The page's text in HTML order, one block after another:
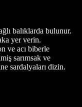
balıklarda bulunur.
yer verin.
ve acı biberle
sarımsak ve
sardalyaları dizin.